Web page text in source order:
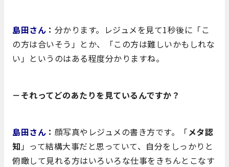
島田さん ： 分かります。レジュメを見て1秒後に「こ
の方は合いそう」とか、「この方は難しいかもしれな
い」というのはある程度分かりますね。
－それってどのあたりを見ているんですか？
島田さん ： 顔写真やレジュメの書き方です。「メタ認
知 」って結構大事だと思っていて、自分をしっかりと
俯瞰して見れる方はいろいろな仕事をきちんとこなす